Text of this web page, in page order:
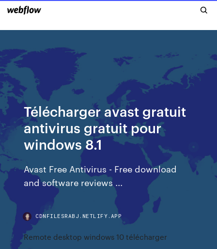
Télécharger avast gratuit
antivirus gratuit pour
windows 8.1
Avast Free Antivirus - Free download
and software reviews ...
CDNFILESRABJ.NETLIFY.APP
Remote desktop windows 10 télécharger